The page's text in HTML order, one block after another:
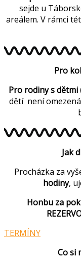
sejde u
areálem. V rámci
Pro
Pro rodiny s dětmi
dětí není
Jak
Procházka za
hodiny,
Honbu za
TERMÍNY
Co si